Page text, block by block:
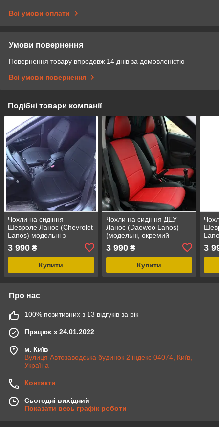
Всі умови оплати
Умови повернення
Повернення товару впродовж 14 днів за домовленістю
Всі умови повернення
Подібні товари компанії
Чохли на сидіння
Шевроле Ланос (Chevrolet
Lanos) модельні з
екошкіри Чорний Чорно-
білий
3 990 ₴
Купити
Чохли на сидіння ДЕУ
Ланос (Daewoo Lanos)
(модельні, окремий
підголовник) Чорно-білий
3 990₴
Купити
3
Про нас
100% позитивних з 13 відгуків за рік
Працює з 24.01.2022
м. Київ
Вулиця Автозаводська будинок 2 індекс 04074, Київ,
Україна
Контакти
Сьогодні вихідний
Показати весь графік роботи